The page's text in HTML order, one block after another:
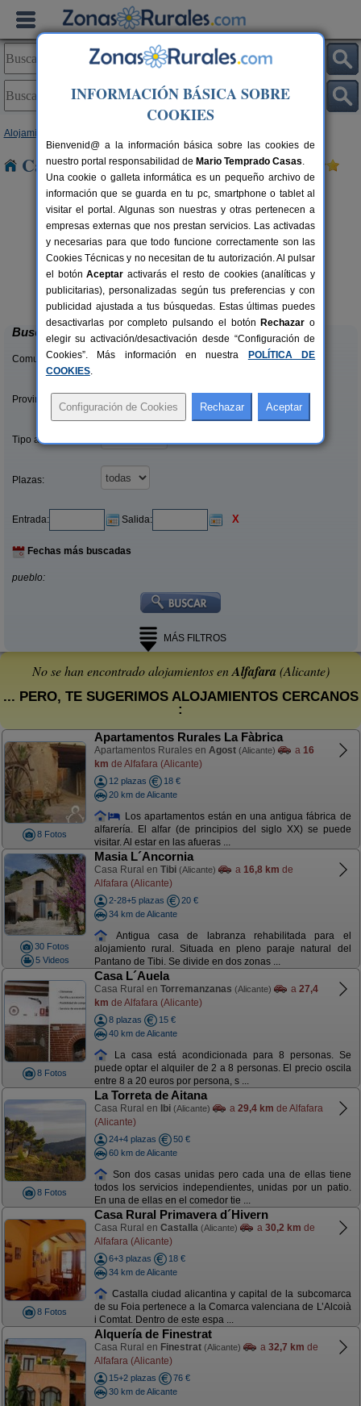
Alojamientos
Casas Rurales cerca de Alfafara
2-28+5 pers.
desde20 €
Masia L´Ancornia
Tibi (Alicante)
Buscar
Comunidades:
Provincias/Islas:
Tipo alquiler:
Plazas:
Entrada: Salida: X
Fechas más buscadas
pueblo:
MÁS FILTROS
No se han encontrado alojamientos enAlfafara (Alicante)
... PERO, TE SUGERIMOS ALOJAMIENTOS CERCANOS
:
8 Fotos
Apartamentos Rurales La Fàbrica
Apartamentos Rurales en Agost (Alicante) a 16
km de Alfafara (Alicante)
12 plazas
18 €
20 km de Alicante
Los apartamentos están en una antigua fábrica de
alfarería. El alfar (de principios del siglo XX) se puede
visitar. Al estar en las afueras ...
30 Fotos
5 Videos
Masia L´Ancornia
Casa Rural en Tibi (Alicante) a 16,8 km de
Alfafara (Alicante)
2-28+5 plazas
20 €
34 km de Alicante
Antigua casa de labranza rehabilitada para el
alojamiento rural. Situada en pleno paraje natural del
Pantano de Tibi. Se divide en dos zonas ...
8 Fotos
Casa L´Auela
Casa Rural en Torremanzanas (Alicante) a 27,4
km de Alfafara (Alicante)
8 plazas
15 €
40 km de Alicante
La casa está acondicionada para 8 personas. Se
puede optar el alquiler de 2 a 8 personas. El precio oscila
entre 8 a 20 euros por persona, s ...
8 Fotos
La Torreta de Aitana
Casa Rural en Ibi (Alicante) a 29,4 km de Alfafara
(Alicante)
24+4 plazas
50 €
60 km de Alicante
Son dos casas unidas pero cada una de ellas tiene
todos los servicios independientes, unidas por un patio.
En una de ellas en el comedor tie ...
8 Fotos
Casa Rural Primavera d´Hivern
Casa Rural en Castalla (Alicante) a 30,2 km de
Alfafara (Alicante)
6+3 plazas
18 €
34 km de Alicante
Castalla ciudad alicantina y capital de la subcomarca
de su Foia pertenece a la Comarca valenciana de L’Alcoià
i Comtat. Dentro de este espa ...
Alquería de Finestrat
Casa Rural en Finestrat (Alicante) a 32,7 km de
Alfafara (Alicante)
15+2 plazas
76 €
30 km de Alicante
INFORMACIÓN BÁSICA SOBRE
COOKIES
Bienvenid@ a la información básica sobre las cookies de
nuestro portal responsabilidad de Mario Temprado Casas.
Una cookie o galleta informática es un pequeño archivo de
información que se guarda en tu pc, smartphone o tablet al
visitar el portal. Algunas son nuestras y otras pertenecen a
empresas externas que nos prestan servicios. Las activadas
y necesarias para que todo funcione correctamente son las
Cookies Técnicas y no necesitan de tu autorización. Al pulsar
el botónAceptar activarás el resto de cookies (analíticas y
publicitarias), personalizadas según tus preferencias y con
publicidad ajustada a tus búsquedas. Estas últimas puedes
desactivarlas por completo pulsando el botón Rechazar o
elegir su activación/desactivación desde “Configuración de
Cookies”. Más información en nuestra
POLÍTICA DE
COOKIES.